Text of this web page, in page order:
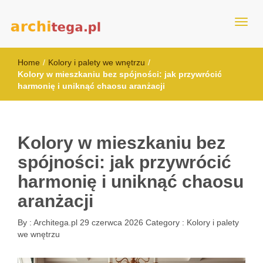
architega.pl
Home / Kolory i palety we wnętrzu /
Kolory w mieszkaniu bez spójności: jak przywrócić
harmonię i uniknąć chaosu aranżacji
Kolory w mieszkaniu bez
spójności: jak przywrócić
harmonię i uniknąć chaosu
aranżacji
By : Architega.pl 29 czerwca 2026 Category : Kolory i palety
we wnętrzu